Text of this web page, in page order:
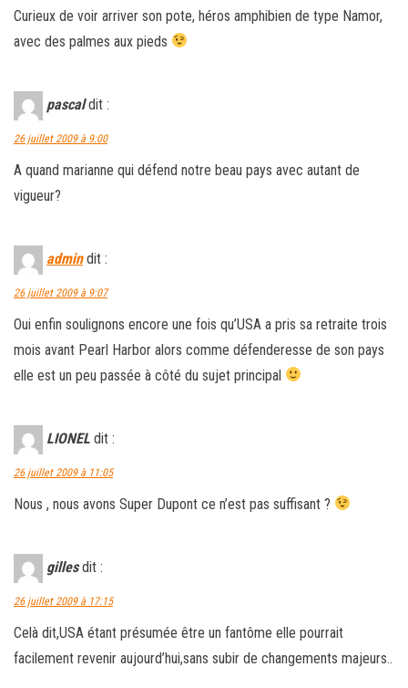
Curieux de voir arriver son pote, héros amphibien de type Namor,
avec des palmes aux pieds
pascal dit :
26 juillet 2009 à 9:00
A quand marianne qui défend notre beau pays avec autant de
vigueur?
admin dit :
26 juillet 2009 à 9:07
Oui enfin soulignons encore une fois qu’USA a pris sa retraite trois
mois avant Pearl Harbor alors comme défenderesse de son pays
elle est un peu passée à côté du sujet principal
LIONEL dit :
26 juillet 2009 à 11:05
Nous , nous avons Super Dupont ce n’est pas suffisant ?
gilles dit :
26 juillet 2009 à 17:15
Celà dit,USA étant présumée être un fantôme elle pourrait
facilement revenir aujourd’hui,sans subir de changements majeurs..